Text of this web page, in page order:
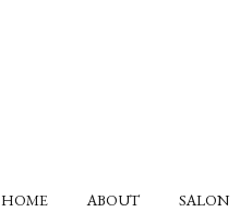
HOME ABOUT SALON